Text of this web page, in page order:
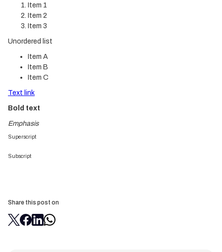
Item 1
Item 2
Item 3
Unordered list
Item A
Item B
Item C
Text link
Bold text
Emphasis
Superscript
Subscript
Share this post on